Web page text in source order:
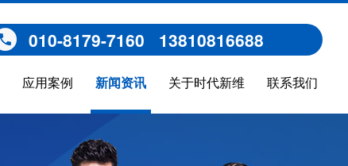
010-8179-7160 13810816688
应用案例 新闻资讯 关于时代新维 联系我们